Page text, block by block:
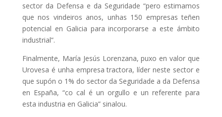
sector da Defensa e da Seguridade “pero estimamos
que nos vindeiros anos, unhas 150 empresas teñen
potencial en Galicia para incorporarse a este ámbito
industrial”.
Finalmente, María Jesús Lorenzana, puxo en valor que
Urovesa é unha empresa tractora, líder neste sector e
que supón o 1% do sector da Seguridade a da Defensa
en España, “co cal é un orgullo e un referente para
esta industria en Galicia” sinalou.